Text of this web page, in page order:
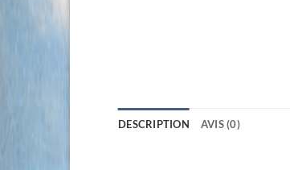
DESCRIPTION AVIS (0)